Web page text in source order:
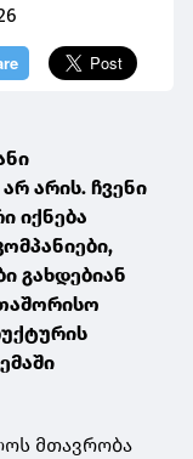
არის. ჩვენი
იქნება
გახდებიან
მთავრობა